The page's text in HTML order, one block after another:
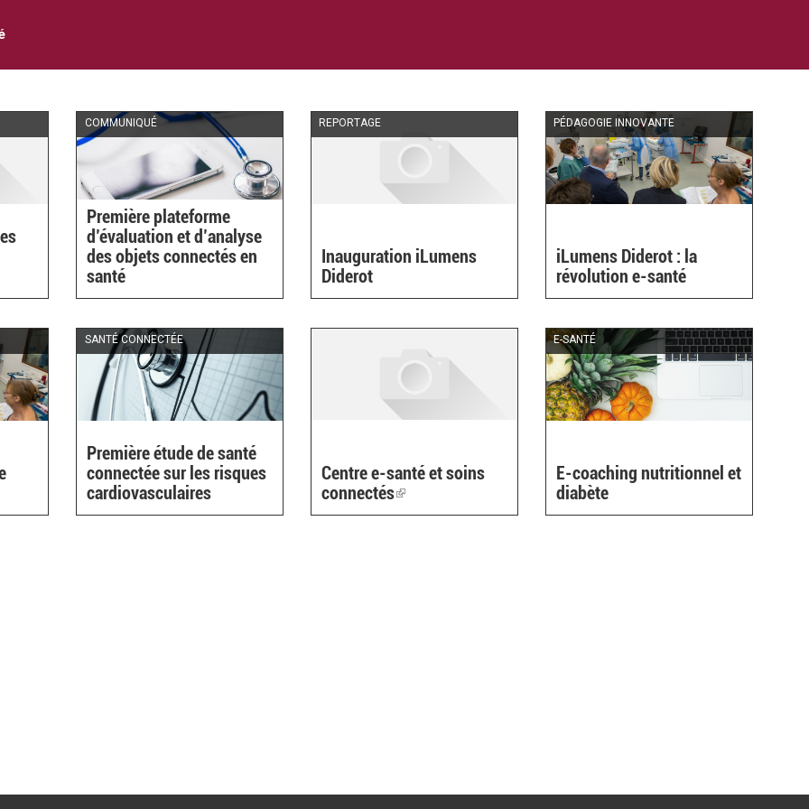
COMMUNIQUÉ
Première plateforme
d’évaluation et d’analyse
des objets connectés en
santé
REPORTAGE
Inauguration iLumens
Diderot
PÉDAGOGIE INNOVANTE
iLumens Diderot : la
révolution e-santé
SANTÉ CONNECTÉE
Première étude de santé
connectée sur les risques
cardiovasculaires
Centre e-santé et soins
connectés(link
is
E-SANTÉ
E-coaching nutritionnel et
diabète